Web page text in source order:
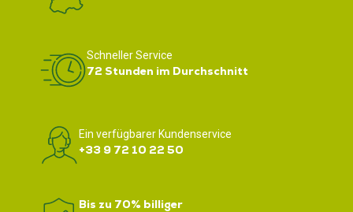
Schneller Service
72 Stunden im Durchschnitt
Ein verfügbarer Kundenservice
+33 9 72 10 22 50
Bis zu 70% billiger